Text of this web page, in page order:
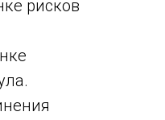
рисков